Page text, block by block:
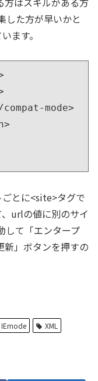
した方が早いかと
ます。
compat-mode>
とに<site>タグで
urlの値に別のサイ
して「エンタープ
新」ボタンを押すの
IEmode
XML